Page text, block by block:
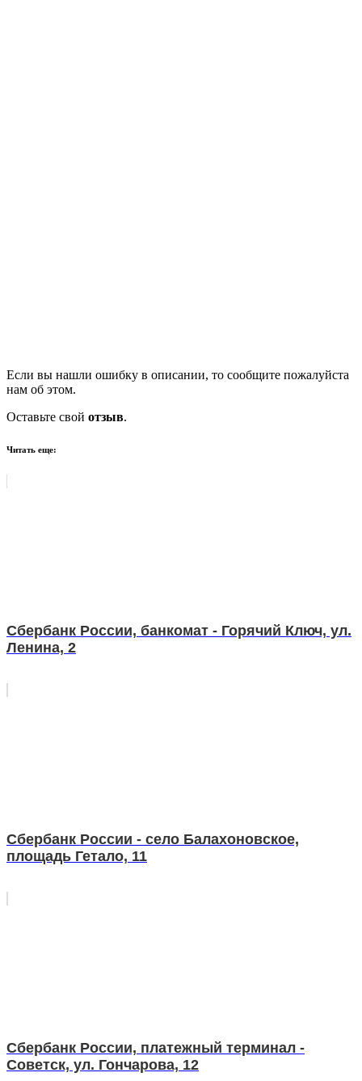
Если вы нашли ошибку в описании, то сообщите пожалуйста
нам об этом.
Оставьте свой отзыв.
Читать еще:
Сбербанк России, банкомат - Горячий Ключ, ул.
Ленина, 2
Сбербанк России - село Балахоновское,
площадь Гетало, 11
Сбербанк России, платежный терминал -
Советск, ул. Гончарова, 12